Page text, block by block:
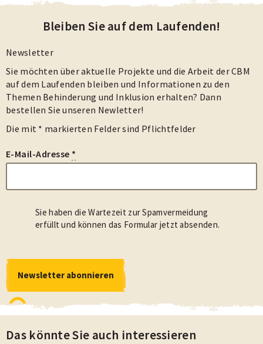
Bleiben Sie auf dem Laufenden!
Newsletter
Sie möchten über aktuelle Projekte und die Arbeit der CBM
auf dem Laufenden bleiben und Informationen zu den
Themen Behinderung und Inklusion erhalten? Dann
bestellen Sie unseren Newletter!
Die mit * markierten Felder sind Pflichtfelder
E-Mail-Adresse *
Sie haben die Wartezeit zur Spamvermeidung
erfüllt und können das Formular jetzt absenden.
Newsletter abonnieren
Datenschutz- und Cookie-Richtlinie
Das könnte Sie auch interessieren